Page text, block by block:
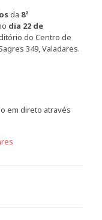
da 8ª
dia 22 de
do Centro de
349, Valadares.
em direto através